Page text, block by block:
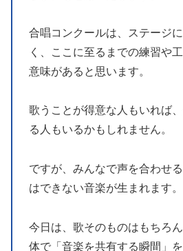
合唱コンクールは、ステージ
く、ここに至るまでの練習や
意味があると思います。
歌うことが得意な人もいれば
る人もいるかもしれません。
ですが、みんなで声を合わせ
はできない音楽が生まれます。
今日は、歌そのものはもちろ
体で「音楽を共有する瞬間」